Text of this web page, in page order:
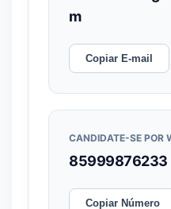
m
Copiar E-mail
CANDIDATE-SE POR
85999876233
Copiar Número